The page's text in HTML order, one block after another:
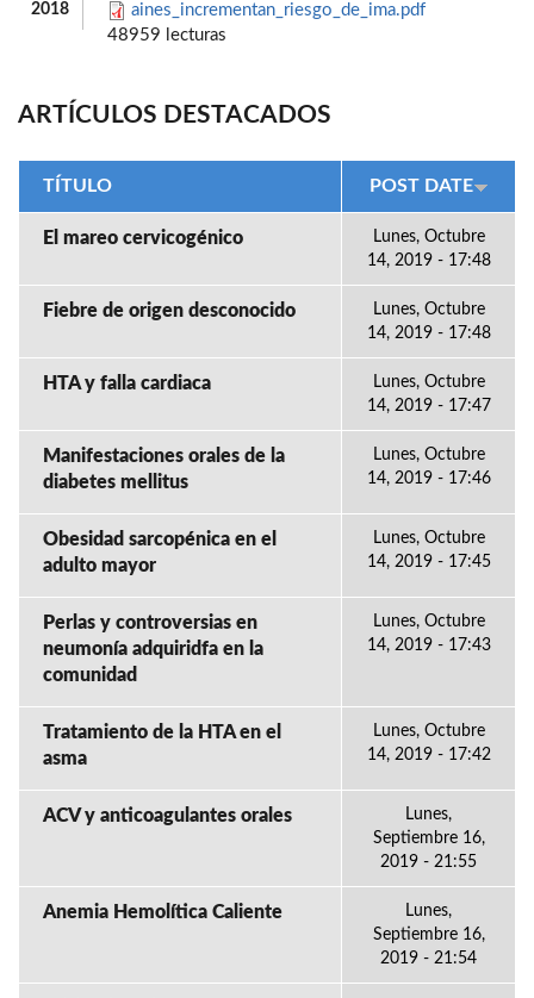
2018
aines_incrementan_riesgo_de_ima.pdf
48959 lecturas
ARTÍCULOS DESTACADOS
TÍTULO POST DATE
El mareo cervicogénico
Lunes, Octubre
14, 2019 - 17:48
Fiebre de origen desconocido
Lunes, Octubre
14, 2019 - 17:48
HTA y falla cardiaca
Lunes, Octubre
14, 2019 - 17:47
Manifestaciones orales de la
diabetes mellitus
Lunes, Octubre
14, 2019 - 17:46
Obesidad sarcopénica en el
adulto mayor
Lunes, Octubre
14, 2019 - 17:45
Perlas y controversias en
neumonía adquiridfa en la
comunidad
Lunes, Octubre
14, 2019 - 17:43
Tratamiento de la HTA en el
asma
Lunes, Octubre
14, 2019 - 17:42
ACV y anticoagulantes orales
Lunes,
Septiembre 16,
2019 - 21:55
Anemia Hemolítica Caliente
Lunes,
Septiembre 16,
2019 - 21:54